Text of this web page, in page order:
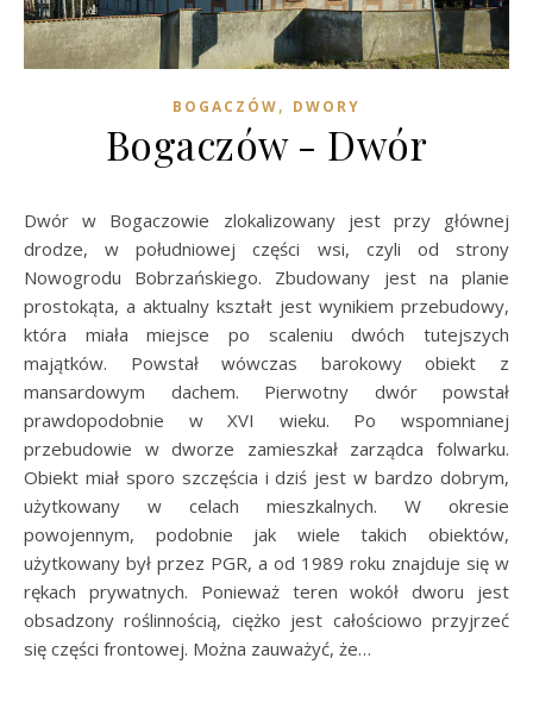
BOGACZÓW, DWORY
Bogaczów - Dwór
Dwór w Bogaczowie zlokalizowany jest przy głównej
drodze, w południowej części wsi, czyli od strony
Nowogrodu Bobrzańskiego. Zbudowany jest na planie
prostokąta, a aktualny kształt jest wynikiem przebudowy,
która miała miejsce po scaleniu dwóch tutejszych
majątków. Powstał wówczas barokowy obiekt z
mansardowym dachem. Pierwotny dwór powstał
prawdopodobnie w XVI wieku. Po wspomnianej
przebudowie w dworze zamieszkał zarządca folwarku.
Obiekt miał sporo szczęścia i dziś jest w bardzo dobrym,
użytkowany w celach mieszkalnych. W okresie
powojennym, podobnie jak wiele takich obiektów,
użytkowany był przez PGR, a od 1989 roku znajduje się w
rękach prywatnych. Ponieważ teren wokół dworu jest
obsadzony roślinnością, ciężko jest całościowo przyjrzeć
się części frontowej. Można zauważyć, że…